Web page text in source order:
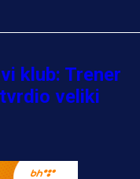
klub: Trener
veliki